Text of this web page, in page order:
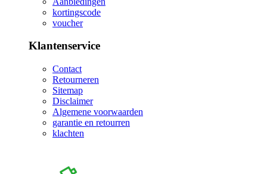
kortingscode
voucher
Klantenservice
Contact
Retourneren
Sitemap
Disclaimer
Algemene voorwaarden
garantie en retourren
klachten